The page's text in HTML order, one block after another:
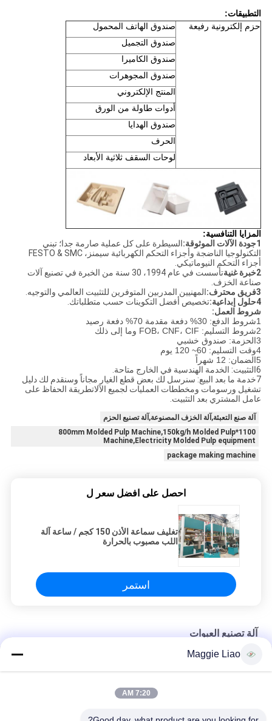
التطبيقات:
حزم إلكترونية رفيعة
صندوق الهاتف المحمول
صندوق التجميل
صندوق الكاميرا
صندوق المجوهرات
المنتج الإلكتروني
أدوات طاولة من الورق
صندوق الهدايا
الحرف
لوحات السقف ثلاثية الأبعاد
المزايا التنافسية:
1جودة الآلات الموثوقة:
السيطرة على كل عملية صارمة جدا؛ تبني
التكنولوجيا الناضجة وأجزاء التحكم الكهربائية سيمنز، FESTO & SMC
أجزاء التحكم النيوماتيكي.
2خبرة غنية
تأسست في عام 1994، 30 سنة من الخبرة في تصنيع آلات
صناعة الخزف.
3فريق محترف:
المهنيين المدربين المتوفرين للتثبيت العالمي والتوجيه.
4حلول إبداعية:
تخصيص أفضل التكوينات حسب متطلباتك.
شروط العمل:
1شروط الدفع: 30% دفعة مقدمة 70% دفعة رصيد
2شروط التسليم: FOB، CNF، CIF وما إلى ذلك
3الحزمة: صندوق خشبي
4وقت التسليم: 60~ 120 يوم
5الضمان: 12 شهراً
6التثبيت: الخدمة الهندسية في الخارج متاحة.
7خدمة ما بعد البيع: سنرسل لك بعض قطع الغيار مجاناً وسنقدم لك دليل
تشغيل ورسومات ومخططات العمليات لجميع الآلاتطريقة الحفاظ على
عامل المشتري بعد التثبيت.
آلة صنع التعبئة,آلة الخزف المصنوعة,آلة تصنيع الحزم
1100*800mm Molded Pulp Machine,150kg/h Molded Pulp
Machine,Electricity Molded Pulp equipment
package making machine
احصل على افضل سعر ل
تغليف سماعة الأذن 150 كجم / ساعة آلة
اللب مصبوب بالحرارة
استمر
آلة تصنيع العبوات
آلة صناعة الحزم الصناعية لصنع الألياف / الخزف / حزم الفاخرة
Maggie Liao
7:20 AM